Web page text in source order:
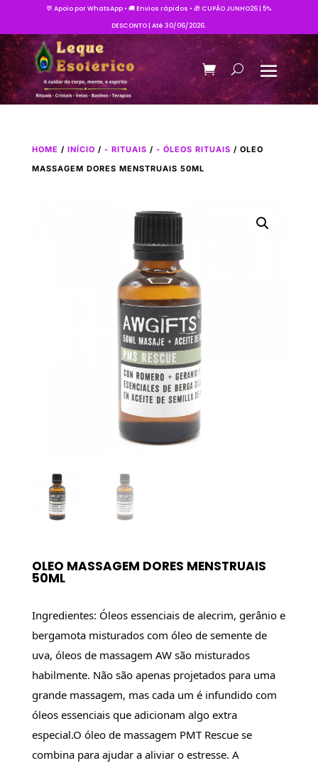
💬 Apoio por WhatsApp • 🚚 Envios rápidos • 🎁 CUPÃO JUNHO26 | 5%
DESCONTO | Até 30/06/2026.
HOME / INÍCIO / - RITUAIS / - ÓLEOS RITUAIS / OLEO
MASSAGEM DORES MENSTRUAIS 50ML
OLEO MASSAGEM DORES MENSTRUAIS
50ML
Ingredientes: Óleos essenciais de alecrim, gerânio e
bergamota misturados com óleo de semente de
uva, óleos de massagem AW são misturados
habilmente. Não são apenas projetados para uma
grande massagem, mas cada um é infundido com
óleos essenciais que adicionam algo extra
especial.O óleo de massagem PMT Rescue se
combina para ajudar a aliviar o estresse. A